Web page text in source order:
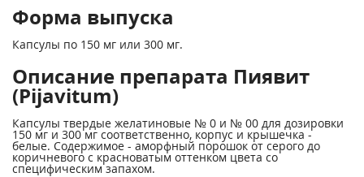
Форма выпуска
Капсулы по 150 мг или 300 мг.
Описание препарата Пиявит
(Pijavitum)
Капсулы твердые желатиновые № 0 и № 00 для дозировки
150 мг и 300 мг соответственно, корпус и крышечка -
белые. Содержимое - аморфный порошок от серого до
коричневого с красноватым оттенком цвета со
специфическим запахом.